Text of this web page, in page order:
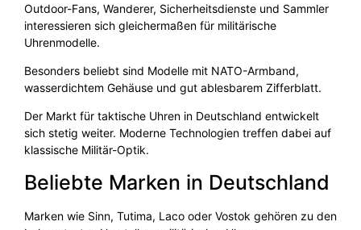
Outdoor-Fans, Wanderer, Sicherheitsdienste und Sammler
interessieren sich gleichermaßen für militärische
Uhrenmodelle.
Besonders beliebt sind Modelle mit NATO-Armband,
wasserdichtem Gehäuse und gut ablesbarem Zifferblatt.
Der Markt für taktische Uhren in Deutschland entwickelt
sich stetig weiter. Moderne Technologien treffen dabei auf
klassische Militär-Optik.
Beliebte Marken in Deutschland
Marken wie Sinn, Tutima, Laco oder Vostok gehören zu den